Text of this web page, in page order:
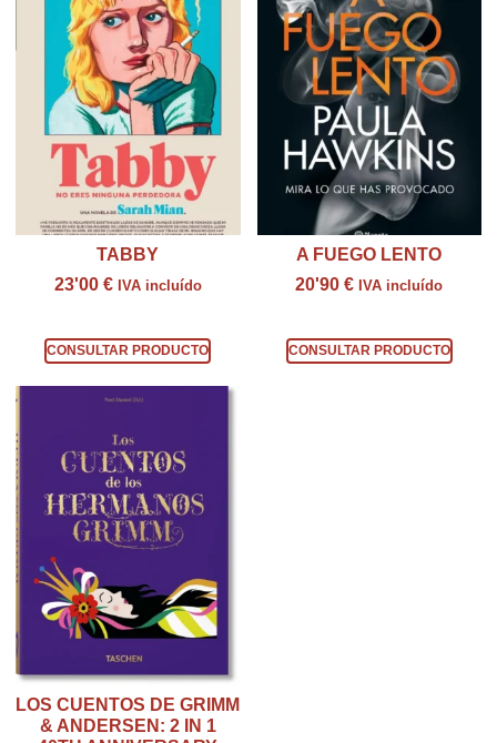
TABBY
23'00 € IVA incluído
CONSULTAR PRODUCTO
A FUEGO LENTO
20'90€ IVA incluído
CONSULTAR PRODUCTO
LOS CUENTOS DE GRIMM
& ANDERSEN: 2 IN 1